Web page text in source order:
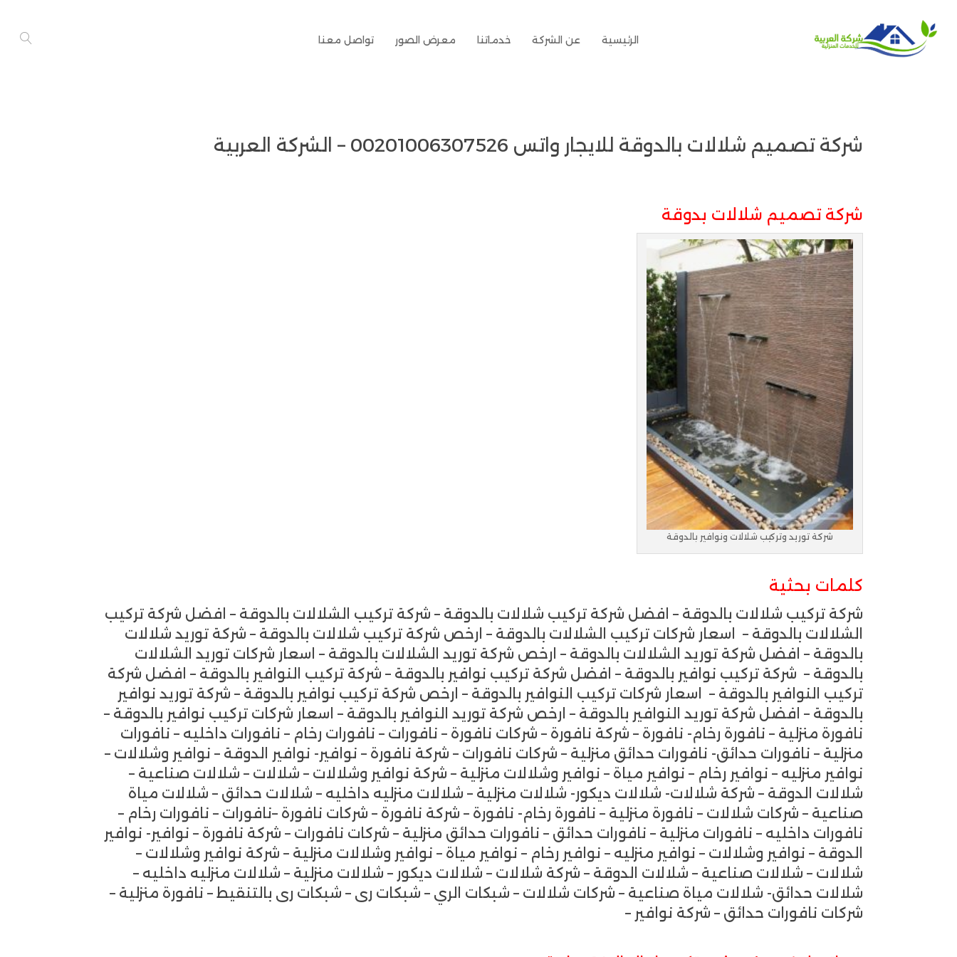
الرئيسية عن الشركة خدماتنا معرض الصور تواصل معنا
شركة تصميم شلالات بالدوقة للايجار واتس 00201006307526 – الشركة العربية
شركة تصميم شلالات بدوقة
شركة توريد وتركيب شلالات ونوافير بالدوقة
كلمات بحثية
شركة تركيب شلالات بالدوقة – افضل شركة تركيب شلالات بالدوقة – شركة تركيب الشلالات بالدوقة – افضل شركة تركيب
الشلالات بالدوقة – اسعار شركات تركيب الشلالات بالدوقة – ارخص شركة تركيب شلالات بالدوقة – شركة توريد شلالات
بالدوقة – افضل شركة توريد الشلالات بالدوقة – ارخص شركة توريد الشلالات بالدوقة – اسعار شركات توريد الشلالات
بالدوقة – شركة تركيب نوافير بالدوقة – افضل شركة تركيب نوافير بالدوقة – شركة تركيب النوافير بالدوقة – افضل شركة
تركيب النوافير بالدوقة – اسعار شركات تركيب النوافير بالدوقة – ارخص شركة تركيب نوافير بالدوقة – شركة توريد نوافير
بالدوقة – افضل شركة توريد النوافير بالدوقة – ارخص شركة توريد النوافير بالدوقة – اسعار شركات تركيب نوافير بالدوقة –
نافورة منزلية – نافورة رخام- نافورة – شركة نافورة – شركات نافورة – نافورات – نافورات رخام – نافورات داخليه – نافورات
منزلية – نافورات حدائق- نافورات حدائق منزلية – شركات نافورات – شركة نافورة – نوافير- نوافير الدوقة – نوافير وشلالات –
نوافير منزليه – نوافير رخام – نوافير مياة – نوافير وشلالات منزلية – شركة نوافير وشلالات – شلالات – شلالات صناعية –
شلالات الدوقة – شركة شلالات- شلالات ديكور- شلالات منزلية – شلالات منزليه داخليه – شلالات حدائق – شلالات مياة
صناعية – شركات شلالات – نافورة منزلية – نافورة رخام- نافورة – شركة نافورة – شركات نافورة –نافورات – نافورات رخام –
نافورات داخليه – نافورات منزلية – نافورات حدائق – نافورات حدائق منزلية – شركات نافورات – شركة نافورة – نوافير- نوافير
الدوقة – نوافير وشلالات – نوافير منزليه – نوافير رخام – نوافير مياة – نوافير وشلالات منزلية – شركة نوافير وشلالات –
شلالات – شلالات صناعية – شلالات الدوقة – شركة شلالات – شلالات ديكور – شلالات منزلية – شلالات منزليه داخليه –
شلالات حدائق- شلالات مياة صناعية – شركات شلالات – شبكات الري – شبكات رى – شبكات رى بالتنقيط – نافورة منزلية –
شركات نافورات حدائق – شركة نوافير –